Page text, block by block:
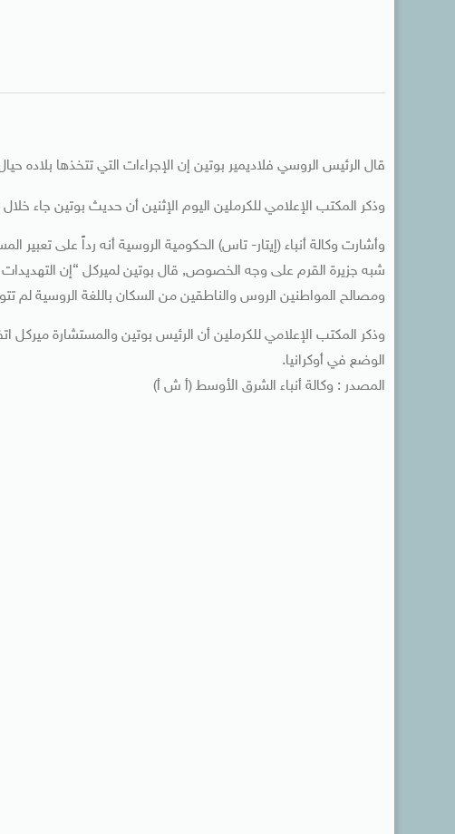
قال الرئيس الروسي فلاديمير بوتين إن الإجراءات التي تتخذها بلاده
وذكر المكتب الإعلامي للكرملين اليوم الإثنين أن حديث بوتين جاء
وأشارت وكالة أنباء (إيتار- تاس) الحكومية الروسية أنه رداً على تعبير
شبه جزيرة القرم على وجه الخصوص, قال بوتين لميركل “إن
ومصالح المواطنين الروس والناطقين من السكان باللغة الروسية لم
وذكر المكتب الإعلامي للكرملين أن الرئيس بوتين والمستشارة
الوضع في أوكرانيا.
المصدر : وكالة أنباء الشرق الأوسط (أ ش أ)